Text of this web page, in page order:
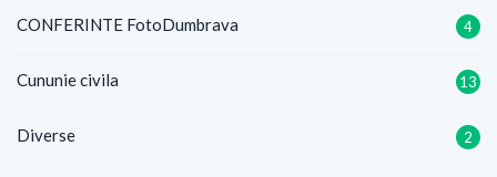
CONFERINTE FotoDumbrava 4
Cununie civila 13
Diverse 2